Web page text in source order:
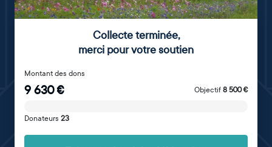
Collecte terminée,
merci pour votre soutien
Montant des dons
9 630€ Objectif 8 500€
Donateurs 23